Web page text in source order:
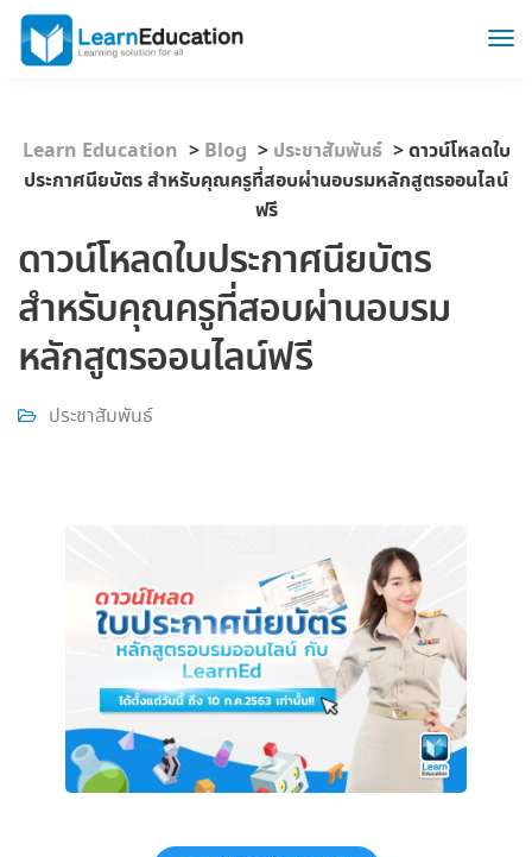
Learn Education > Blog > ประชาสัมพันธ์ >ดาวน์โหลดใบ
ประกาศนียบัตร สำหรับคุณครูที่สอบผ่านอบรมหลักสูตรออนไลน์
ฟรี
ดาวน์โหลดใบประกาศนียบัตร
สำหรับคุณครูที่สอบผ่านอบรม
หลักสูตรออนไลน์ฟรี
ประชาสัมพันธ์